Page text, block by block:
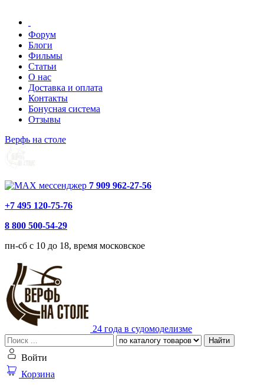
Форум
Блоги
Фильмы
Статьи
О нас
Доставка и оплата
Контакты
Бонусная система
Отзывы
Верфь на столе
7 909 962-27-56
+7 495 120-75-76
8 800 500-54-29
пн-сб с 10 до 18, время московское
24 года в судомоделизме
Найти
Войти
Корзина